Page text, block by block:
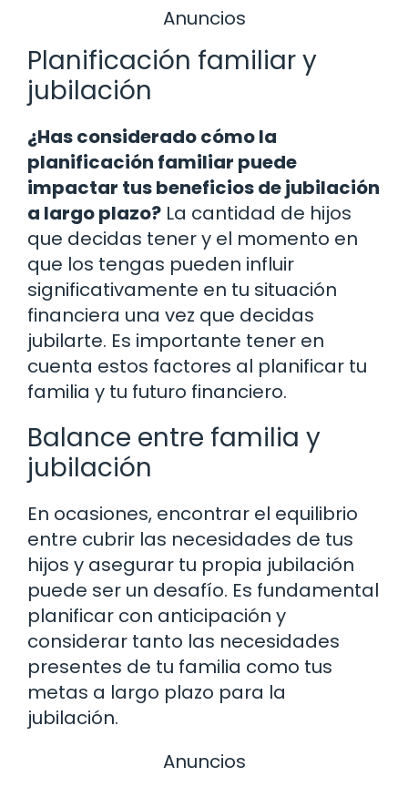
Anuncios
Planificación familiar y
jubilación
¿Has considerado cómo la
planificación familiar puede
impactar tus beneficios de jubilación
a largo plazo? La cantidad de hijos
que decidas tener y el momento en
que los tengas pueden influir
significativamente en tu situación
financiera una vez que decidas
jubilarte. Es importante tener en
cuenta estos factores al planificar tu
familia y tu futuro financiero.
Balance entre familia y
jubilación
En ocasiones, encontrar el equilibrio
entre cubrir las necesidades de tus
hijos y asegurar tu propia jubilación
puede ser un desafío. Es fundamental
planificar con anticipación y
considerar tanto las necesidades
presentes de tu familia como tus
metas a largo plazo para la
jubilación.
Anuncios